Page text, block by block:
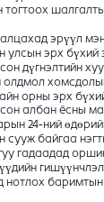
эрүүл
улсын эрх бүхий
дүгнэлтийн
олдмол
орны эрх
албан ёсны
24-ний
сууж байгаа
гадаадад
нотлох